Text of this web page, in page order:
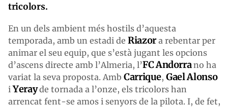
tricolors.
En un dels ambient més hostils d’aquesta
temporada, amb un estadi de Riazora rebentar per
animar el seu equip, que s’està jugant les opcions
d’ascens directe amb l’Almeria, l’FC Andorrano ha
variat la seva proposta. Amb Carrique,Gael Alonso
iYerayde tornada a l’onze, els tricolors han
arrencat fent-se amos i senyors de la pilota. I, de fet,